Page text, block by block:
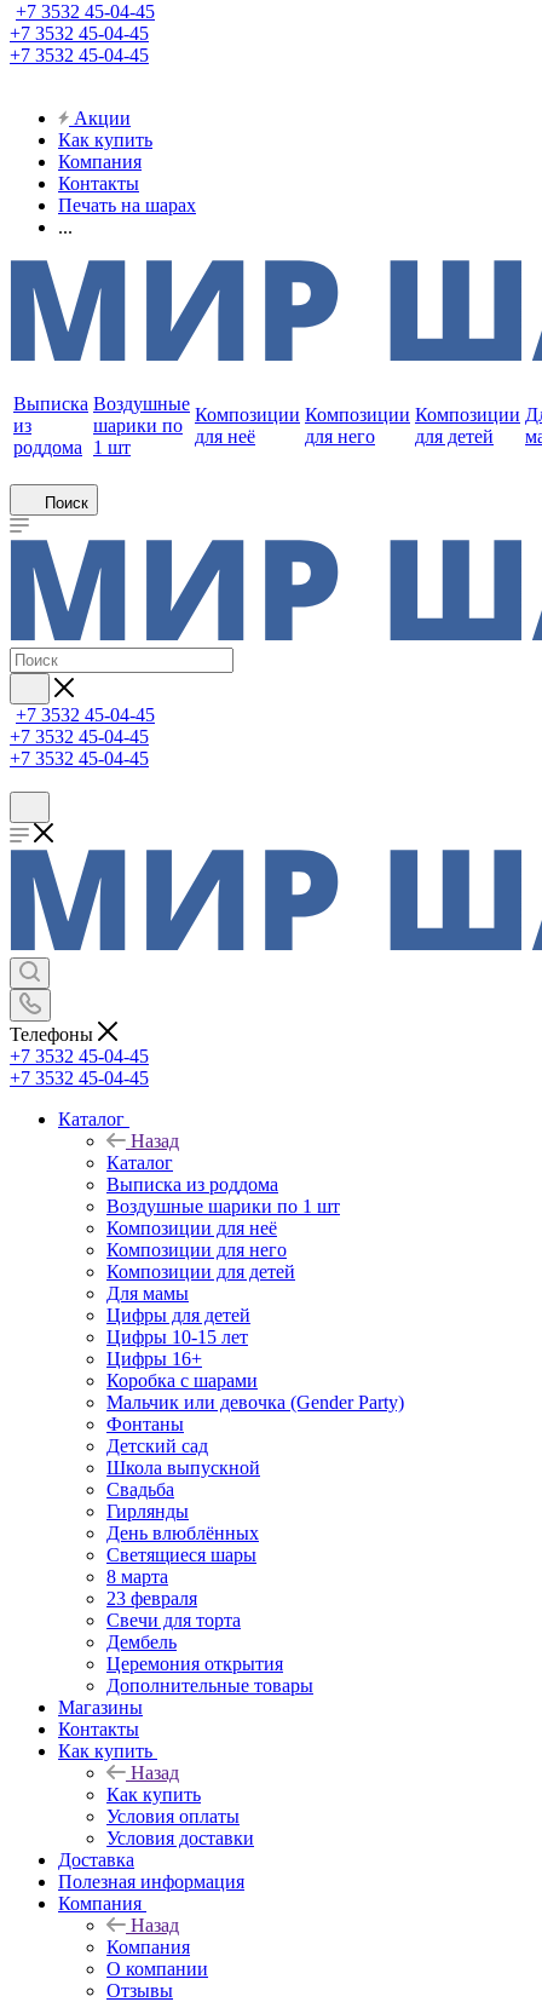
+7 3532 45-04-45
+7 3532 45-04-45
+7 3532 45-04-45
Акции
Как купить
Компания
Контакты
Печать на шарах
...
Выписка
из
роддома
Воздушные
шарики по
1 шт
Композиции
для неё
Композиции
для него
Композиции
для детей
Поиск
+7 3532 45-04-45
+7 3532 45-04-45
+7 3532 45-04-45
Телефоны
+7 3532 45-04-45
+7 3532 45-04-45
Каталог
Назад
Каталог
Выписка из роддома
Воздушные шарики по 1 шт
Композиции для неё
Композиции для него
Композиции для детей
Для мамы
Цифры для детей
Цифры 10-15 лет
Цифры 16+
Коробка с шарами
Мальчик или девочка (Gender Party)
Фонтаны
Детский сад
Школа выпускной
Свадьба
Гирлянды
День влюблённых
Светящиеся шары
8 марта
23 февраля
Свечи для торта
Дембель
Церемония открытия
Дополнительные товары
Магазины
Контакты
Как купить
Назад
Как купить
Условия оплаты
Условия доставки
Доставка
Полезная информация
Компания
Назад
Компания
О компании
Отзывы